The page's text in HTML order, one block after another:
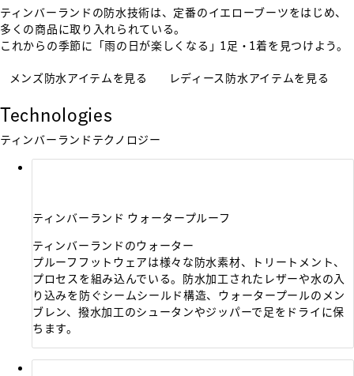
ティンバーランドの防水技術は、定番のイエローブーツをはじめ、
多くの商品に取り入れられている。
これからの季節に「雨の日が楽しくなる」1足・1着を見つけよう。
メンズ防水アイテムを見る レディース防水アイテムを見る
Technologies
ティンバーランドテクノロジー
ティンバーランド ウォータープルーフ
ティンバーランドのウォーター
プルーフフットウェアは様々な防水素材、トリートメント、
プロセスを組み込んでいる。防水加工されたレザーや水の入
り込みを防ぐシームシールド構造、ウォータープールのメン
ブレン、撥水加工のシュータンやジッパーで足をドライに保
ちます。